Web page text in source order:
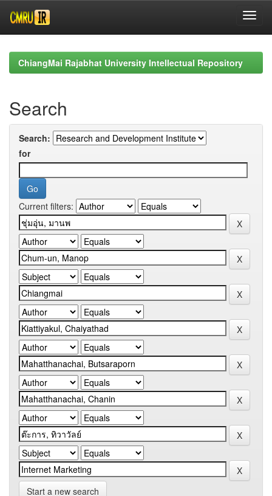
navigationChiangMai Rajabhat University Intellectual Repository
Search
Search:
for
Current filters:
Start a new search